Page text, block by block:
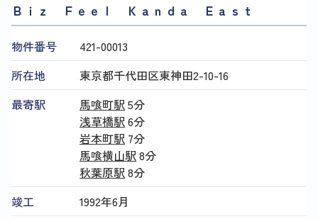
Ｂｉｚ Ｆｅｅｌ Ｋａｎｄａ Ｅａｓｔ
物件番号
421​-​00013
所在地
東京都千代田区東神田2-10-16
最寄駅
馬喰町駅5分
浅草橋駅6分
岩本町駅 7分
馬喰横山駅8分
秋葉原駅8分
竣工
1992年6月